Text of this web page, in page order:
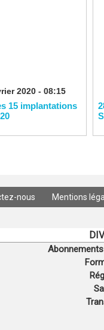
2020 - 08:15
15 implantations
nous Mentions